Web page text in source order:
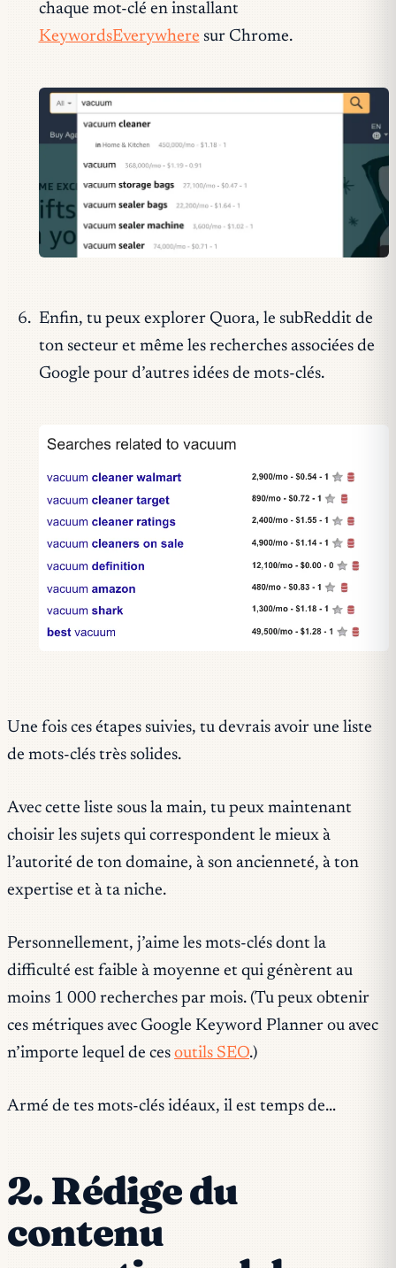
chaque mot-clé en installant
KeywordsEverywhere sur Chrome.
Enfin, tu peux explorer Quora, le subReddit de
ton secteur et même les recherches associées de
Google pour d’autres idées de mots-clés.
Une fois ces étapes suivies, tu devrais avoir une liste
de mots-clés très solides.
Avec cette liste sous la main, tu peux maintenant
choisir les sujets qui correspondent le mieux à
l’autorité de ton domaine, à son ancienneté, à ton
expertise et à ta niche.
Personnellement, j’aime les mots-clés dont la
difficulté est faible à moyenne et qui génèrent au
moins 1 000 recherches par mois. (Tu peux obtenir
ces métriques avec Google Keyword Planner ou avec
n’importe lequel de ces outils SEO.)
Armé de tes mots-clés idéaux, il est temps de…
2. Rédige du
contenu